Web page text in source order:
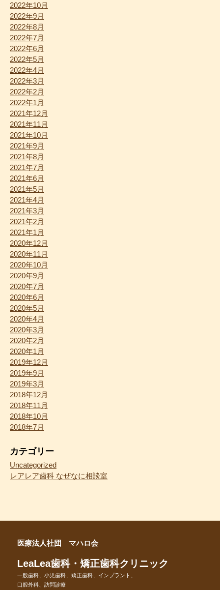
2022年10月
2022年9月
2022年8月
2022年7月
2022年6月
2022年5月
2022年4月
2022年3月
2022年2月
2022年1月
2021年12月
2021年11月
2021年10月
2021年9月
2021年8月
2021年7月
2021年6月
2021年5月
2021年4月
2021年3月
2021年2月
2021年1月
2020年12月
2020年11月
2020年10月
2020年9月
2020年7月
2020年6月
2020年5月
2020年4月
2020年3月
2020年2月
2020年1月
2019年12月
2019年9月
2019年3月
2018年12月
2018年11月
2018年10月
2018年7月
カテゴリー
Uncategorized
レアレア歯科 なぜなに相談室
医療法人社団 マハロ会
LeaLea歯科・矯正歯科クリニック
一般歯科、小児歯科、矯正歯科、インプラント、
口腔外科、訪問診療